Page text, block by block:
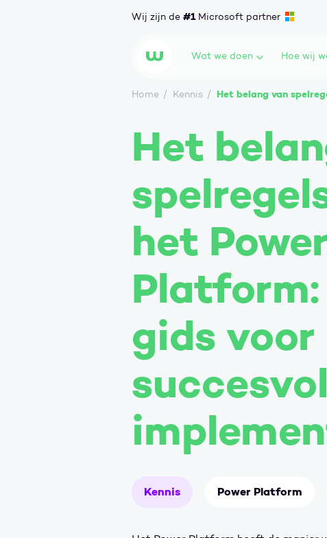
Wij zijn de #1Microsoft partner
Wortell Wat we doen Hoe wij
Home Kennis Het belang van
Het
het Power
Platform:
gids voor
Kennis Power Platform